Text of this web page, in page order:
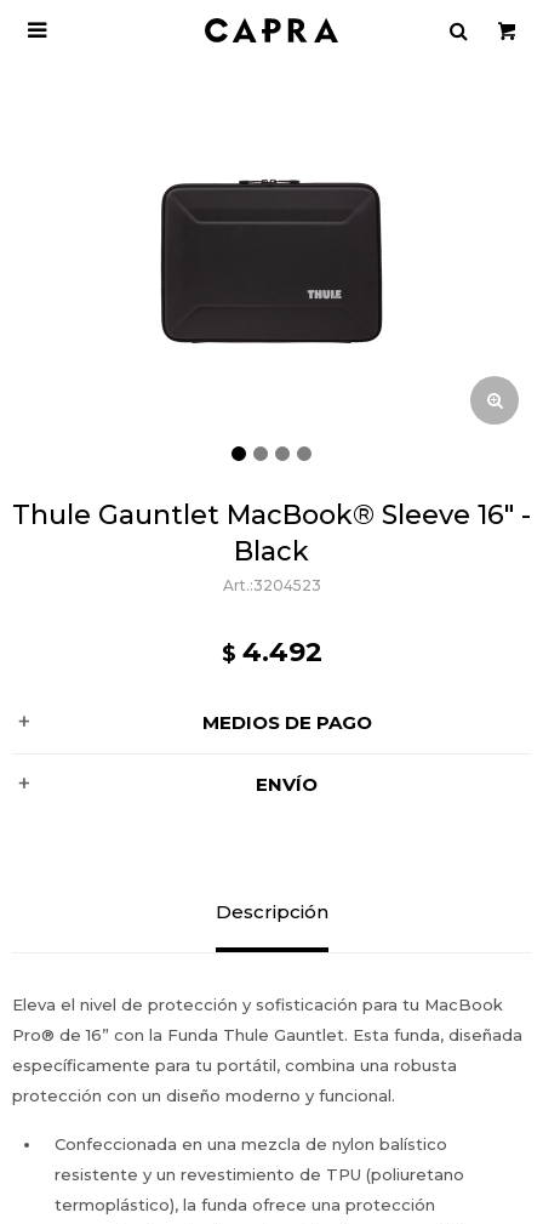

Thule Gauntlet MacBook® Sleeve 16" -
Black
3204523
$ 4.492
MEDIOS DE PAGO
ENVÍO
Descripción
Eleva el nivel de protección y sofisticación para tu MacBook
Pro® de 16” con la Funda Thule Gauntlet. Esta funda, diseñada
específicamente para tu portátil, combina una robusta
protección con un diseño moderno y funcional.
Confeccionada en una mezcla de nylon balístico
resistente y un revestimiento de TPU (poliuretano
termoplástico), la funda ofrece una protección